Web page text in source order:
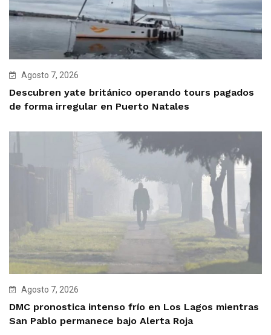
Agosto 7, 2026
Descubren yate británico operando tours pagados
de forma irregular en Puerto Natales
Agosto 7, 2026
DMC pronostica intenso frío en Los Lagos mientras
San Pablo permanece bajo Alerta Roja